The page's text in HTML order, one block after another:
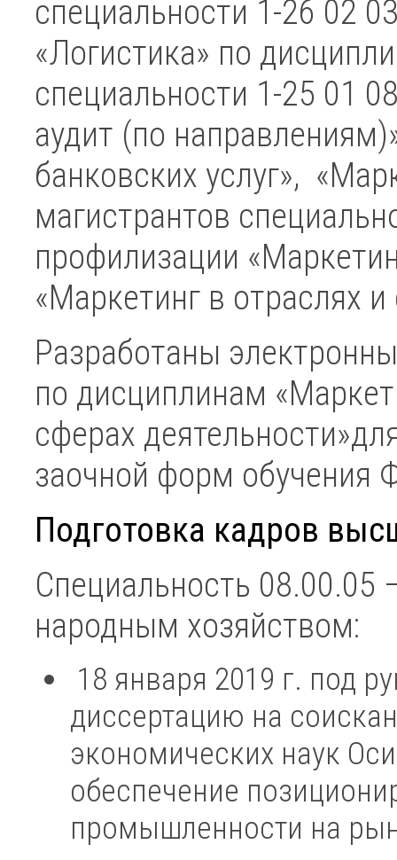
специальности 1-26 02
«Логистика» по
специальности 1-25 01
аудит (по
банковских услуг»,
магистрантов
профилизации
«Маркетинг в отраслях
Разработаны
по дисциплинам
сферах
заочной форм
Подготовка кадров
Специальность 08.00.05
народным хозяйством:
18 января 2019 г. под
диссертацию на
экономических наук
обеспечение
промышленности на